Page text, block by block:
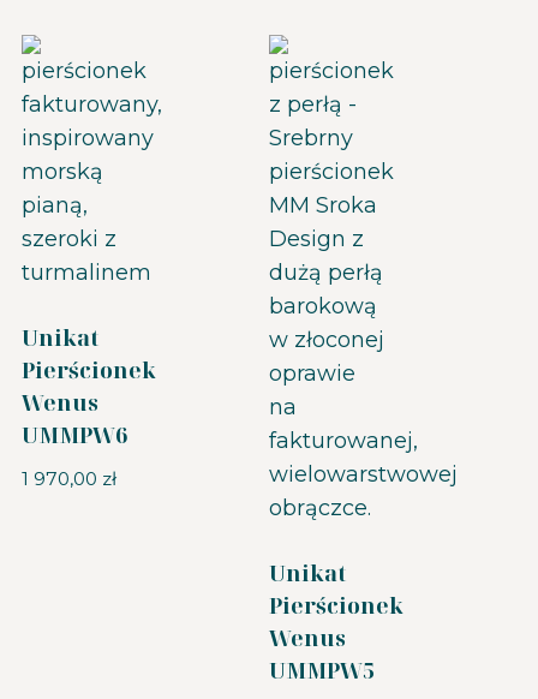
Unikat
Pierścionek
Wenus
UMMPW6
1 970,00 zł
Unikat
Pierścionek
Wenus
UMMPW5